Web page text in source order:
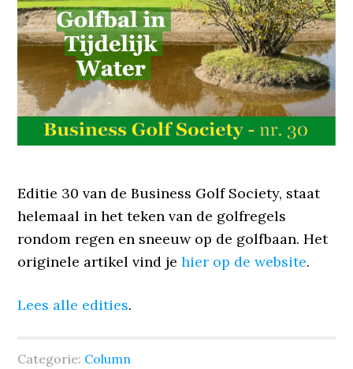
Editie 30 van de Business Golf Society, staat
helemaal in het teken van de golfregels
rondom regen en sneeuw op de golfbaan. Het
originele artikel vind jehier op de website.
Lees alle edities.
Categorie: Column